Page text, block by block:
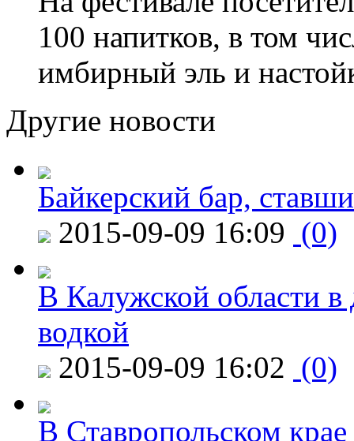
100 напитков, в том
имбирный эль и
Другие новости
Байкерский бар,
2015-09-09 16:09 (0)
В Калужской области в
водкой
2015-09-09 16:02 (0)
В Ставропольском